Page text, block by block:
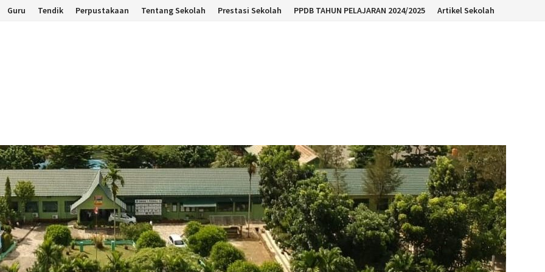
Guru Tendik Perpustakaan Tentang Sekolah Prestasi Sekolah PPDB TAHUN PELAJARAN 2024/2025 Artikel Sekolah